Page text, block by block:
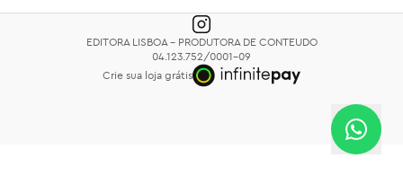
EDITORA LISBOA - PRODUTORA DE CONTEUDO
04.123.752/0001-09
Crie sua loja grátis